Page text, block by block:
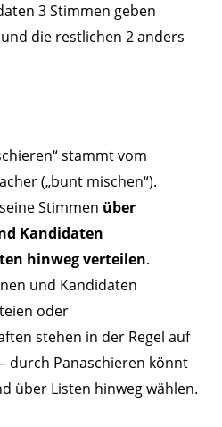
3 Stimmen geben
die restlichen 2 anders
stammt vom
(„bunt mischen“).
Stimmen über
Kandidaten
hinweg verteilen.
und Kandidaten
oder
stehen in der Regel auf
durch Panaschieren könnt
über Listen hinweg wählen.